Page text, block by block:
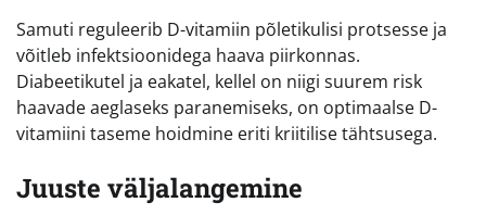
Samuti reguleerib D-vitamiin põletikulisi protsesse ja
võitleb infektsioonidega haava piirkonnas.
Diabeetikutel ja eakatel, kellel on niigi suurem risk
haavade aeglaseks paranemiseks, on optimaalse D-
vitamiini taseme hoidmine eriti kriitilise tähtsusega.
Juuste väljalangemine